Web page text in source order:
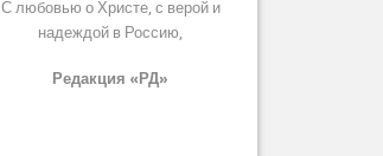
С любовью о Христе, с верой и
надеждой в Россию,
Редакция «РД»